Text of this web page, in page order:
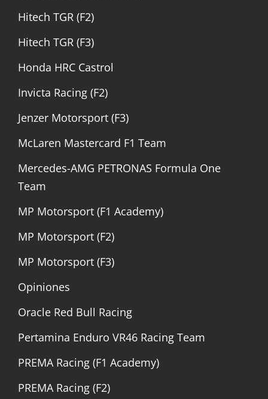
Hitech TGR (F2)
Hitech TGR (F3)
Honda HRC Castrol
Invicta Racing (F2)
Jenzer Motorsport (F3)
McLaren Mastercard F1 Team
Mercedes-AMG PETRONAS Formula One
Team
MP Motorsport (F1 Academy)
MP Motorsport (F2)
MP Motorsport (F3)
Opiniones
Oracle Red Bull Racing
Pertamina Enduro VR46 Racing Team
PREMA Racing (F1 Academy)
PREMA Racing (F2)